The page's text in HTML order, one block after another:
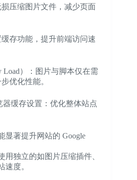
压缩图片文件，减少页面
存功能，提升前端访问速
Load）：图片与脚本仅在需
优化性能。
器缓存设置：优化整体站点
显著提升网站的 Google
用独立的如图片压缩插件、
速度。